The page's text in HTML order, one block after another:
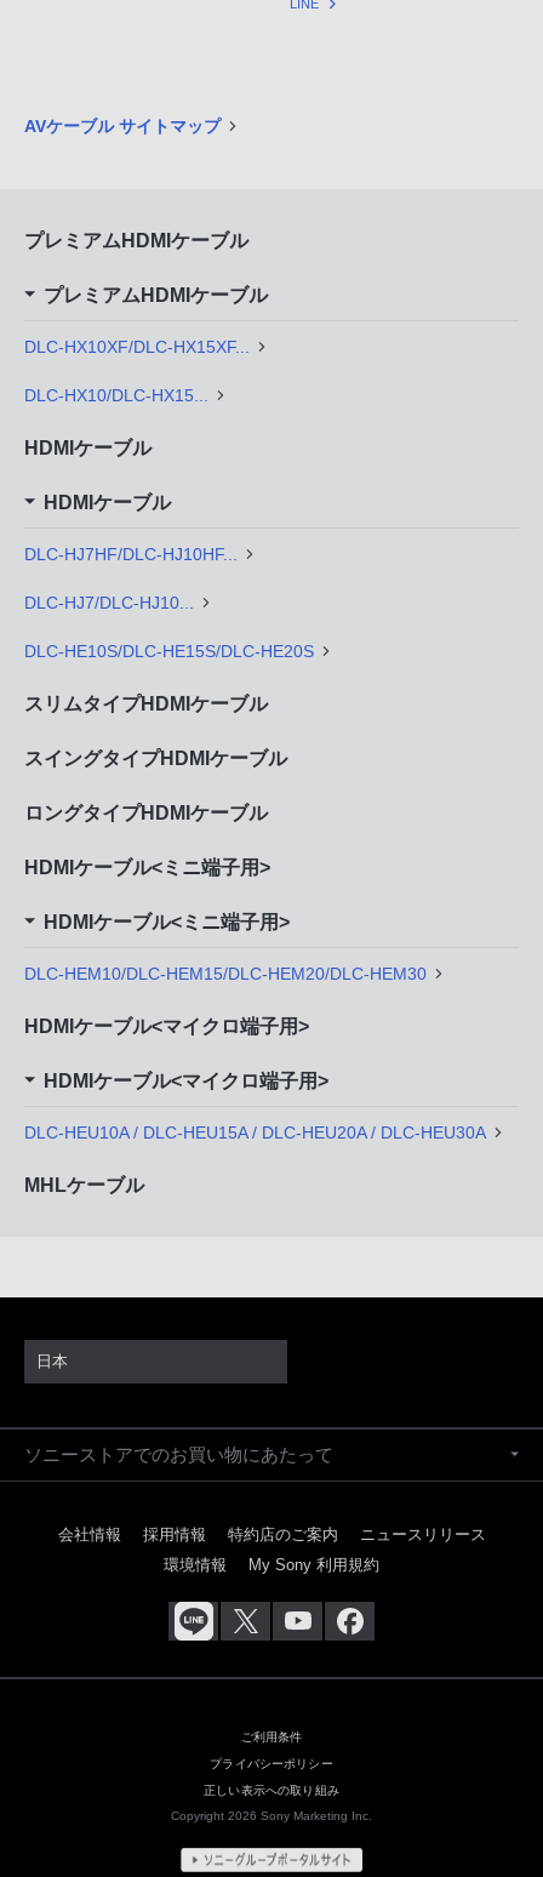
LINE
AVケーブル サイトマップ
プレミアムHDMIケーブル
プレミアムHDMIケーブル
DLC-HX10XF/DLC-HX15XF...
DLC-HX10/DLC-HX15...
HDMIケーブル
HDMIケーブル
DLC-HJ7HF/DLC-HJ10HF...
DLC-HJ7/DLC-HJ10...
DLC-HE10S/DLC-HE15S/DLC-HE20S
スリムタイプHDMIケーブル
スイングタイプHDMIケーブル
ロングタイプHDMIケーブル
HDMIケーブル<ミニ端子用>
HDMIケーブル<ミニ端子用>
DLC-HEM10/DLC-HEM15/DLC-HEM20/DLC-HEM30
HDMIケーブル<マイクロ端子用>
HDMIケーブル<マイクロ端子用>
DLC-HEU10A / DLC-HEU15A / DLC-HEU20A / DLC-HEU30A
MHLケーブル
日本
ソニーストアでのお買い物にあたって
会社情報 採用情報 特約店のご案内
ニュースリリース
環境情報
My Sony 利用規約
ご利用条件
プライバシーポリシー
正しい表示への取り組み
Copyright 2026 Sony Marketing Inc.